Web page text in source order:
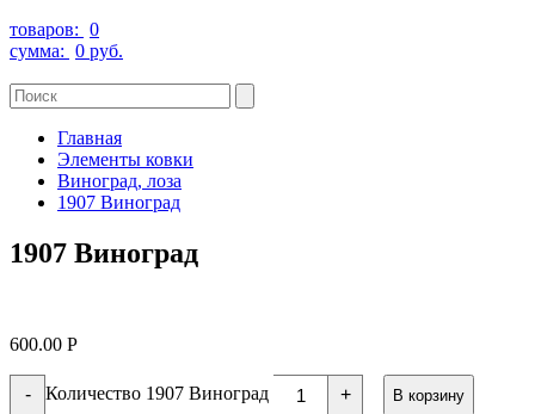
товаров: 0
сумма: 0 руб.
Главная
Элементы ковки
Виноград, лоза
1907 Виноград
1907 Виноград
600.00 Р
- Количество 1907 Виноград + В корзину